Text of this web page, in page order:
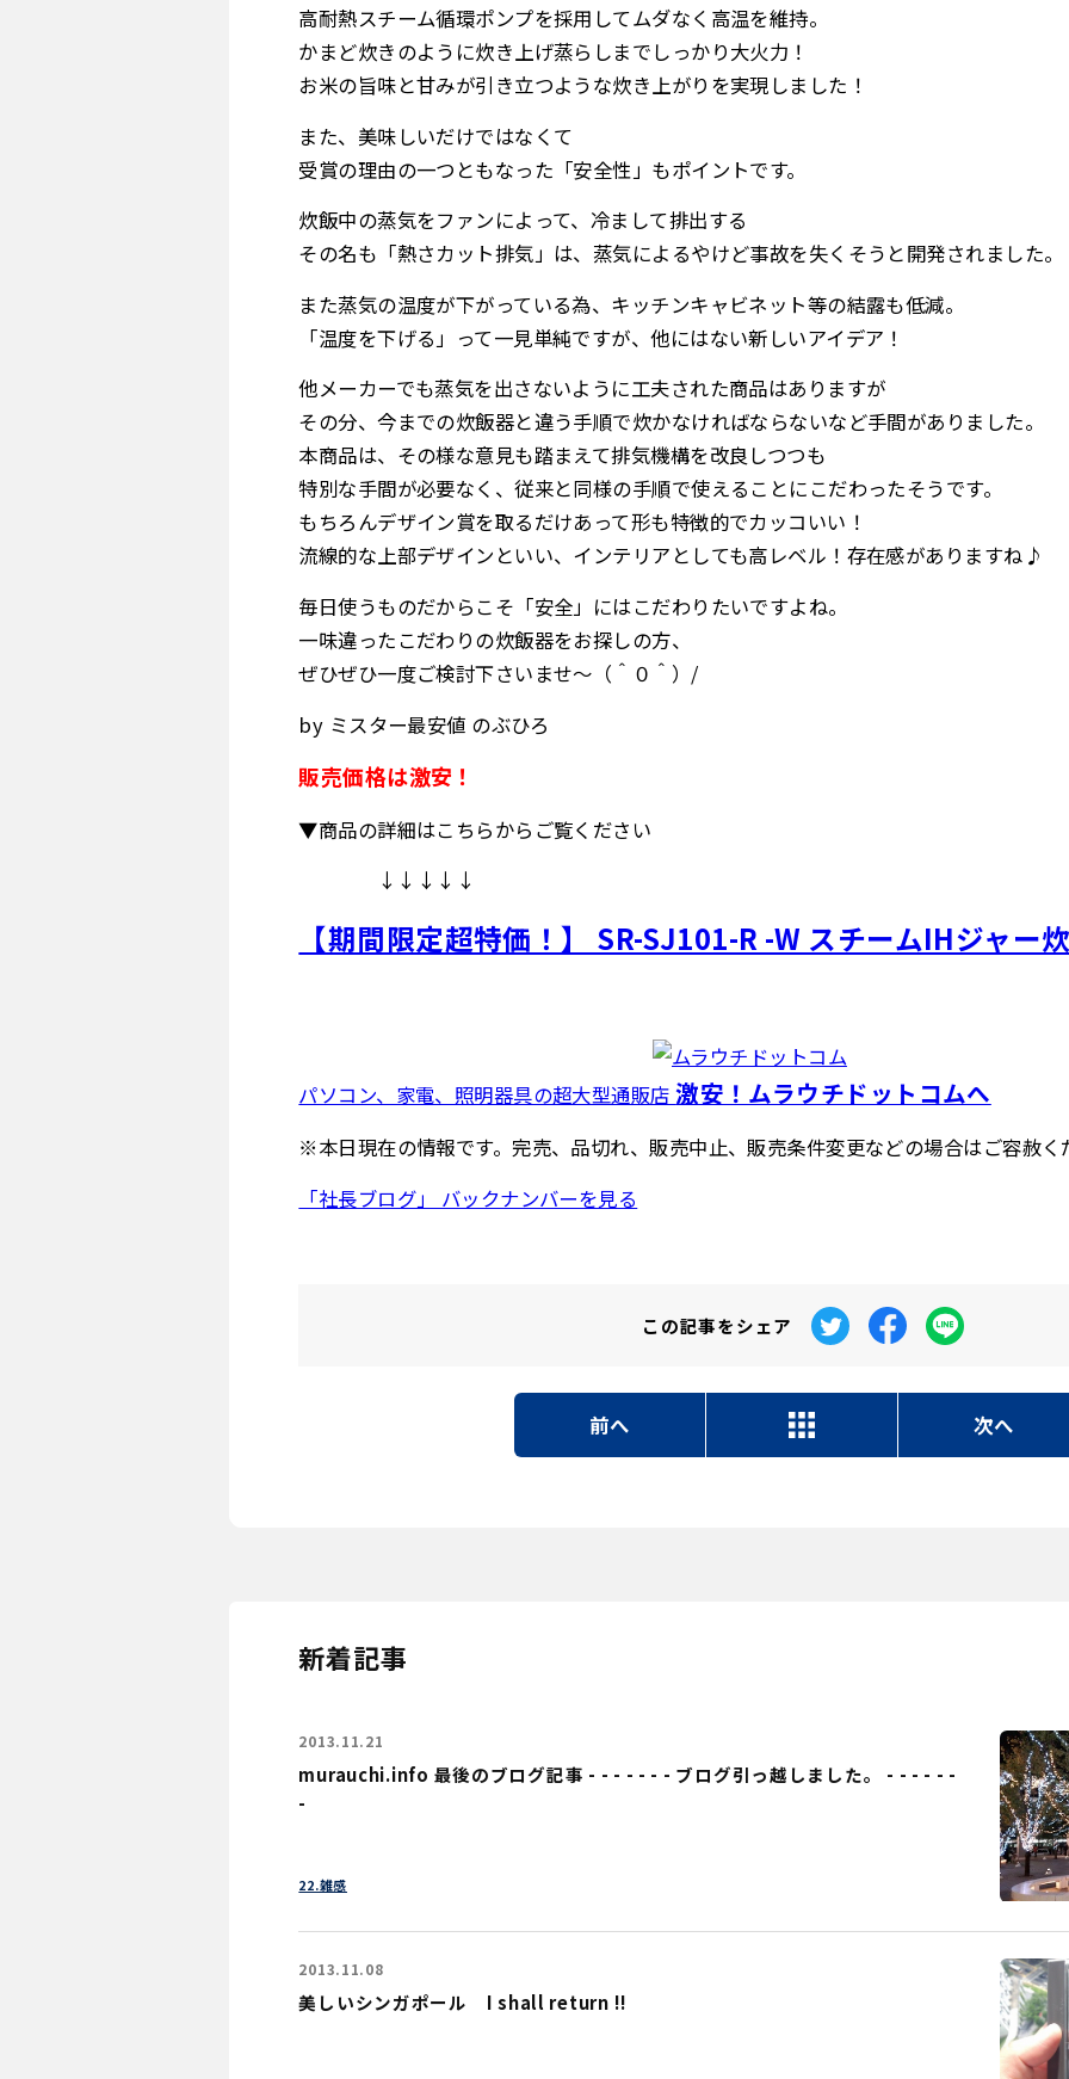
高耐熱スチーム循環ポンプを採用してムダなく高温を維持。
かまど炊きのように炊き上げ蒸らしまでしっかり大火力！
お米の旨味と甘みが引き立つような炊き上がりを実現しました！
また、美味しいだけではなくて
受賞の理由の一つともなった「安全性」もポイントです。
炊飯中の蒸気をファンによって、冷まして排出する
その名も「熱さカット排気」は、蒸気によるやけど事故を失くそうと開発されました。
また蒸気の温度が下がっている為、キッチンキャビネット等の結露も低減。
「温度を下げる」って一見単純ですが、他にはない新しいアイデア！
他メーカーでも蒸気を出さないように工夫された商品はありますが
その分、今までの炊飯器と違う手順で炊かなければならないなど手間がありました。
本商品は、その様な意見も踏まえて排気機構を改良しつつも
特別な手間が必要なく、従来と同様の手順で使えることにこだわったそうです。
もちろんデザイン賞を取るだけあって形も特徴的でカッコいい！
流線的な上部デザインといい、インテリアとしても高レベル！存在感がありますね♪
毎日使うものだからこそ「安全」にはこだわりたいですよね。
一味違ったこだわりの炊飯器をお探しの方、
ぜひぜひ一度ご検討下さいませ～（＾０＾）/
by ミスター最安値 のぶひろ
販売価格は激安！
▼商品の詳細はこちらからご覧ください
↓↓↓↓↓
【期間限定超特価！】 SR-SJ101-R -W スチームIHジャー
パソコン、家電、照明器具の超大型通販店激安！ムラウチドットコムへ
※本日現在の情報です。完売、品切れ、販売中止、販売条件変更などの場合はご容赦く
「社長ブログ」 バックナンバーを見る
この記事をシェア
前へ 次へ
新着記事
murauchi.info 最後のブログ記事 - - - - - - - ブログ引っ越しました。 - - - - - -
-
22.雑感
2013.11.21
美しいシンガポール I shall return !!
2013.11.08